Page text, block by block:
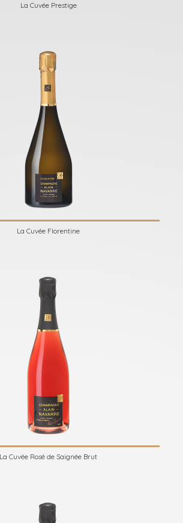
La Cuvée Prestige
La Cuvée Florentine
La Cuvée Rosé de Saignée Brut